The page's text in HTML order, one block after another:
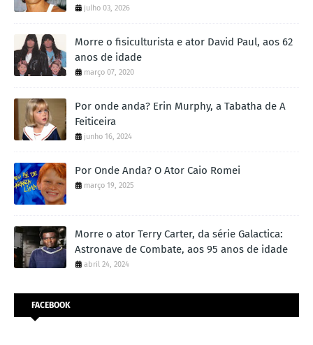
julho 03, 2026
Morre o fisiculturista e ator David Paul, aos 62
anos de idade
março 07, 2020
Por onde anda? Erin Murphy, a Tabatha de A
Feiticeira
junho 16, 2024
Por Onde Anda? O Ator Caio Romei
março 19, 2025
Morre o ator Terry Carter, da série Galactica:
Astronave de Combate, aos 95 anos de idade
abril 24, 2024
FACEBOOK